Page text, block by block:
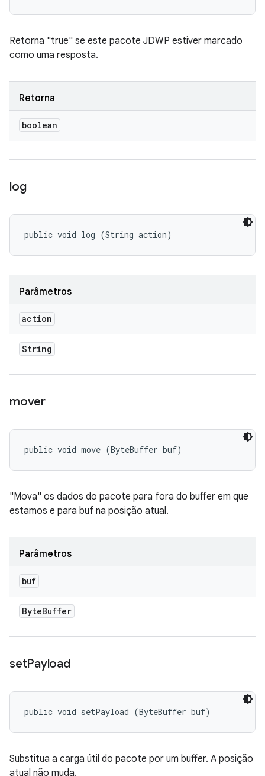
Retorna "true" se este pacote JDWP estiver marcado
como uma resposta.
Retorna
boolean
log
public void log (String action)
Parâmetros
action
String
mover
public void move (ByteBuffer buf)
"Mova" os dados do pacote para fora do buffer em que
estamos e para buf na posição atual.
Parâmetros
buf
ByteBuffer
setPayload
public void setPayload (ByteBuffer buf)
Substitua a carga útil do pacote por um buffer. A posição
atual não muda.